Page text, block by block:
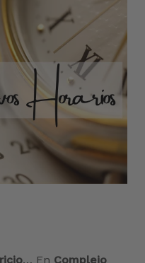
… En Complejo